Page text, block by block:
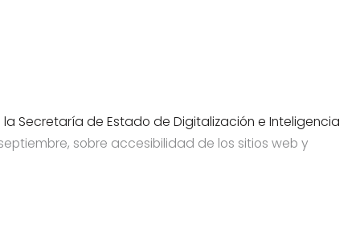
Secretaría de Estado de Digitalización e Inteligencia
septiembre, sobre accesibilidad de los sitios web y